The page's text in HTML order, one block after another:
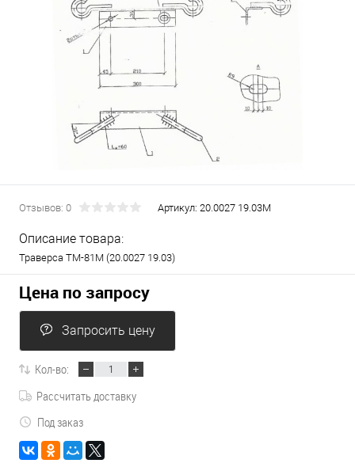
Отзывов: 0 Артикул: 20.0027 19.03M
Описание товара:
Траверса ТМ-81М (20.0027 19.03)
Цена по запросу
Запросить цену
Кол-во:
Рассчитать доставку
Под заказ